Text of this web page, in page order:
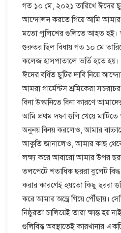
গত ১০ মে, ২০২১ তারিখে ঈদের
আন্দোলন করতে গিয়ে আমি আমার
মতো পুলিশের গুলিতে আহত হই।
গুরুতর ছিল বিধায় গত ১০ মে
কলেজ হাসপাতালে ভর্তি হতে হয়।
ঈদের বর্ধিত ছুটির দাবি নিয়ে
আমরা গার্মেন্টস শ্রমিকেরা
বিনা উস্কানিতে বিনা কারণে
আমি প্রথম দফা গুলি খেয়ে
অনুনয় বিনয় করলেও, আমার
আকুতি জানালেও, আমার কাছ
লক্ষ্য করে আবারো আমার উপর
তলপেটে শতাধিক ছররা বুলেট
করার কারণেই হয়তো কিছু ছররা
করে আমার অন্ত্রে গিয়ে পৌঁছায়।
নিষ্ঠুরতা চালিয়েই তারা ক্ষান্ত
গুলিবিদ্ধ অবস্থাতেই কারখানার